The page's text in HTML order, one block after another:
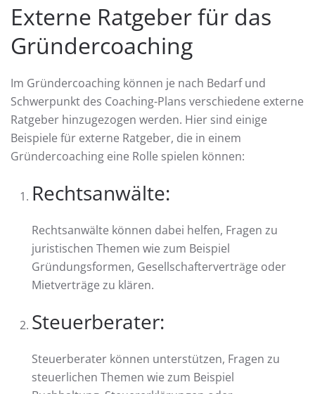
Externe Ratgeber für das
Gründercoaching
Im Gründercoaching können je nach Bedarf und
Schwerpunkt des Coaching-Plans verschiedene externe
Ratgeber hinzugezogen werden. Hier sind einige
Beispiele für externe Ratgeber, die in einem
Gründercoaching eine Rolle spielen können:
Rechtsanwälte:
Rechtsanwälte können dabei helfen, Fragen zu
juristischen Themen wie zum Beispiel
Gründungsformen, Gesellschafterverträge oder
Mietverträge zu klären.
Steuerberater:
Steuerberater können unterstützen, Fragen zu
steuerlichen Themen wie zum Beispiel